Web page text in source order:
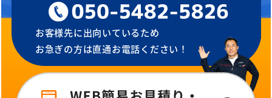
お客様先に出向いているため
お急ぎの方は直通お電話ください！